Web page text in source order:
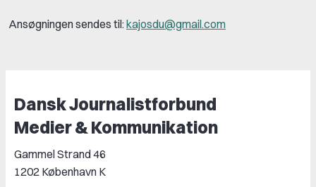
Ansøgningen sendes til:kajosdu@gmail.com
Dansk Journalistforbund
Medier & Kommunikation
Gammel Strand 46
1202 København K